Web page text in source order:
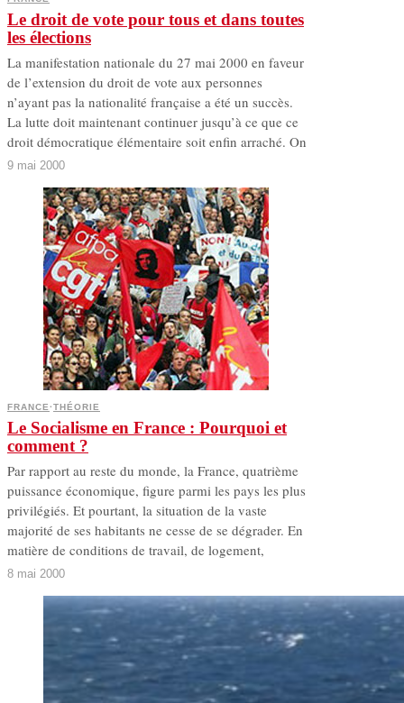
Le droit de vote pour tous et dans toutes
les élections
La manifestation nationale du 27 mai 2000 en faveur
de l’extension du droit de vote aux personnes
n’ayant pas la nationalité française a été un succès.
La lutte doit maintenant continuer jusqu’à ce que ce
droit démocratique élémentaire soit enfin arraché. On
9 mai 2000
FRANCE·THÉORIE
Le Socialisme en France : Pourquoi et
comment ?
Par rapport au reste du monde, la France, quatrième
puissance économique, figure parmi les pays les plus
privilégiés. Et pourtant, la situation de la vaste
majorité de ses habitants ne cesse de se dégrader. En
matière de conditions de travail, de logement,
8 mai 2000